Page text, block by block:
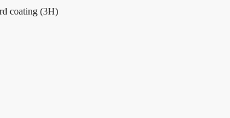
coating (3H)